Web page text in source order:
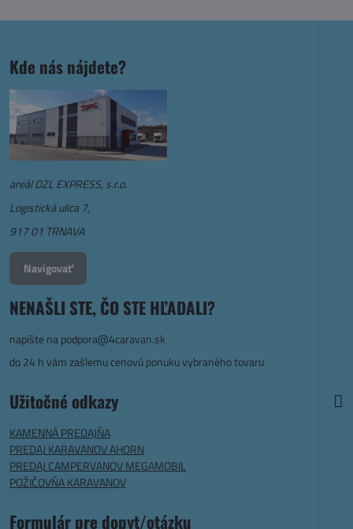
Kde nás nájdete?
areál DZL EXPRESS, s.r.o.
Logistická ulica 7,
917 01 TRNAVA
Navigovať
NENAŠLI STE, ČO STE HĽADALI?
napíšte napodpora@4caravan.sk
do 24 h vám zašlemu cenovú ponuku vybraného tovaru
Užitočné odkazy
KAMENNÁ PREDAJŇA
PREDAJ KARAVANOV AHORN
PREDAJ CAMPERVANOV MEGAMOBIL
POŽIČOVŇA KARAVANOV
Formulár pre dopyt/otázku